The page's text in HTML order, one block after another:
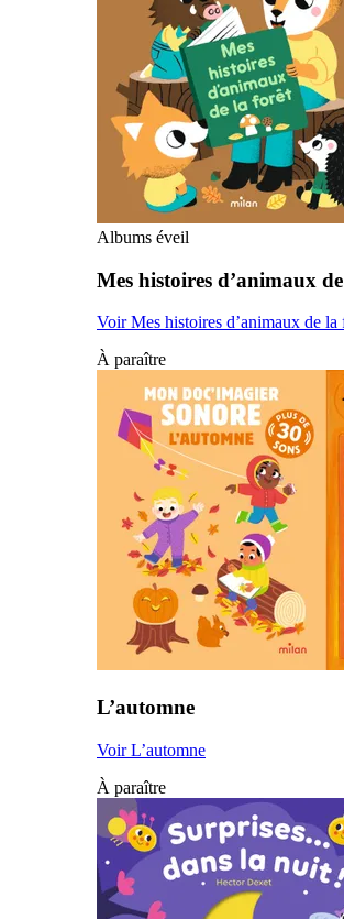
Albums éveil
Mes histoires d’animaux
Voir Mes histoires d’animaux de la
À paraître
L’automne
Voir L’automne
À paraître